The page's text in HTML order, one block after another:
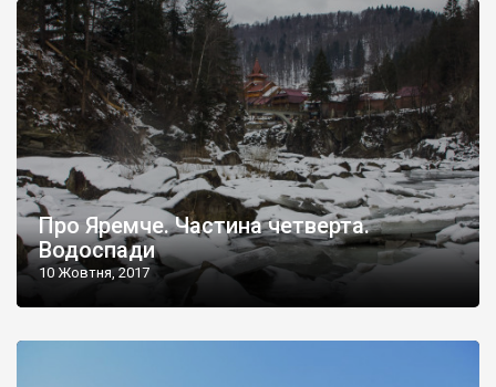
Про Яремче. Частина четверта.
Водоспади
10 Жовтня, 2017